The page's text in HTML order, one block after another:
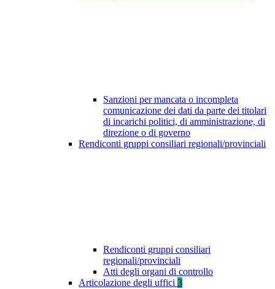
Sanzioni per mancata o incompleta
comunicazione dei dati da parte dei titolari
di incarichi politici, di amministrazione, di
direzione o di governo
Rendiconti gruppi consiliari regionali/provinciali
Rendiconti gruppi consiliari
regionali/provinciali
Atti degli organi di controllo
Articolazione degli uffici 3